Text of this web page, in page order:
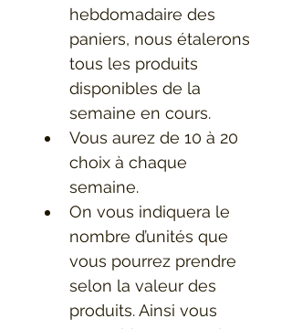
hebdomadaire des
paniers, nous étalerons
tous les produits
disponibles de la
semaine en cours.
Vous aurez de 10 à 20
choix à chaque
semaine.
On vous indiquera le
nombre d’unités que
vous pourrez prendre
selon la valeur des
produits. Ainsi vous